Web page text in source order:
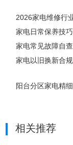
2026家电维修行
家电日常保养技
家电常见故障自
家电以旧换新合
阳台分区家电精
相关推荐